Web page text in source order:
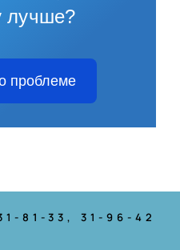
лучше?
проблеме
81-33, 31-96-42